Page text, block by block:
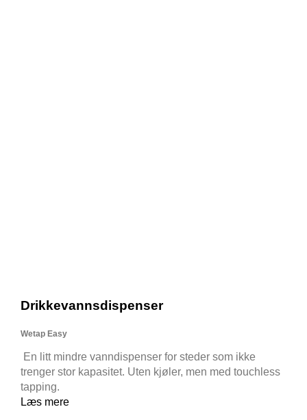
Drikkevannsdispenser
Wetap Easy
En litt mindre vanndispenser for steder som ikke
trenger stor kapasitet. Uten kjøler, men med touchless
tapping.
Læs mere